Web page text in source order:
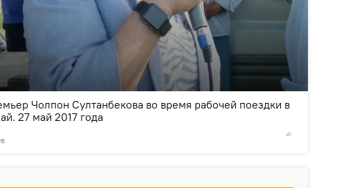
Чолпон Султанбекова во время рабочей поездки в
27 май 2017 года